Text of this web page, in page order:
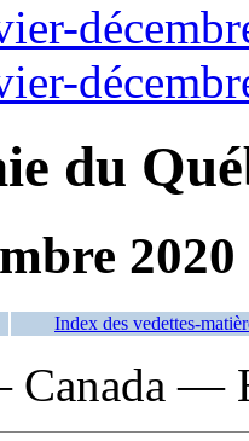
du
2020
Index des vedettes-
Canada —